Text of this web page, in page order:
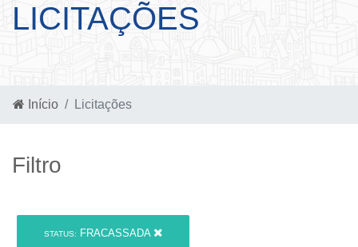
LICITAÇÕES
Início Licitações
Filtro
STATUS: FRACASSADA